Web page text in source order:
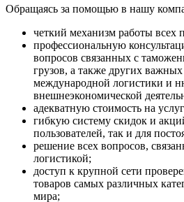
Обращаясь за помощью в нашу
четкий механизм работы всех
профессиональную
вопросов связанных с
грузов, а также других
международной логистики и
внешнеэкономической
адекватную стоимость на
гибкую систему скидок и
пользователей, так и для
решение всех вопросов,
логистикой;
доступ к крупной сети
товаров самых различных
мира;